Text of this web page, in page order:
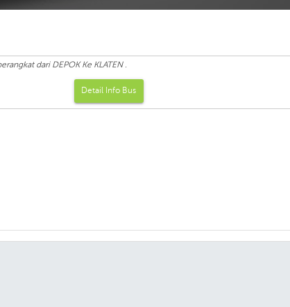
dari DEPOK Ke KLATEN .
Detail Info Bus